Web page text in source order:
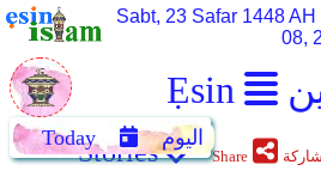
Ẹsin
Sabt, 23 Safar 1448 AH
08,
Today اليومStories Share